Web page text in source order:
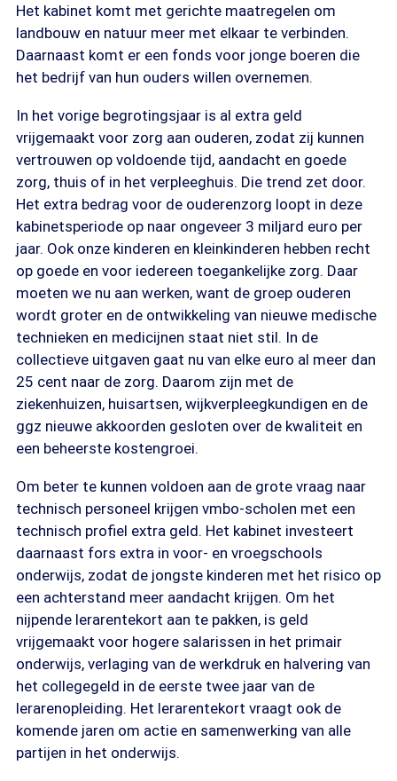
Het kabinet komt met gerichte maatregelen om
landbouw en natuur meer met elkaar te verbinden.
Daarnaast komt er een fonds voor jonge boeren die
het bedrijf van hun ouders willen overnemen.
In het vorige begrotingsjaar is al extra geld
vrijgemaakt voor zorg aan ouderen, zodat zij kunnen
vertrouwen op voldoende tijd, aandacht en goede
zorg, thuis of in het verpleeghuis. Die trend zet door.
Het extra bedrag voor de ouderenzorg loopt in deze
kabinetsperiode op naar ongeveer 3 miljard euro per
jaar. Ook onze kinderen en kleinkinderen hebben recht
op goede en voor iedereen toegankelijke zorg. Daar
moeten we nu aan werken, want de groep ouderen
wordt groter en de ontwikkeling van nieuwe medische
technieken en medicijnen staat niet stil. In de
collectieve uitgaven gaat nu van elke euro al meer dan
25 cent naar de zorg. Daarom zijn met de
ziekenhuizen, huisartsen, wijkverpleegkundigen en de
ggz nieuwe akkoorden gesloten over de kwaliteit en
een beheerste kostengroei.
Om beter te kunnen voldoen aan de grote vraag naar
technisch personeel krijgen vmbo-scholen met een
technisch profiel extra geld. Het kabinet investeert
daarnaast fors extra in voor- en vroegschools
onderwijs, zodat de jongste kinderen met het risico op
een achterstand meer aandacht krijgen. Om het
nijpende lerarentekort aan te pakken, is geld
vrijgemaakt voor hogere salarissen in het primair
onderwijs, verlaging van de werkdruk en halvering van
het collegegeld in de eerste twee jaar van de
lerarenopleiding. Het lerarentekort vraagt ook de
komende jaren om actie en samenwerking van alle
partijen in het onderwijs.